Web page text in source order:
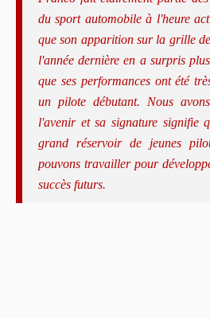
du sport automobile à l'heure
que son apparition sur la grille
l'année dernière en a surpris
que ses performances ont été
un pilote débutant. Nous
l'avenir et sa signature signifie
grand réservoir de jeunes
pouvons travailler pour
succès futurs.